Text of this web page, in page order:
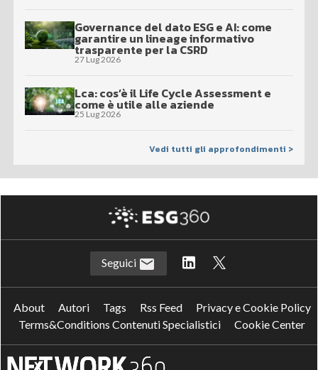
Governance del dato ESG e AI: come
garantire un lineage informativo
trasparente per la CSRD
27 Lug 2026
Lca: cos’è il Life Cycle Assessment e
come è utile alle aziende
25 Lug 2026
Vedi tutti gli approfondimenti >
Seguici
About Autori Tags Rss Feed
Privacy e Cookie Policy
Terms&Conditions Contenuti Specialistici
Cookie Center